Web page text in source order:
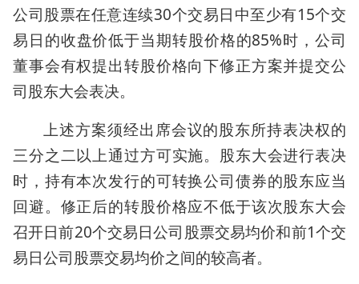
公司股票在任意连续30个交易日中至少有15个交
易日的收盘价低于当期转股价格的85%时，公司
董事会有权提出转股价格向下修正方案并提交公
司股东大会表决。
上述方案须经出席会议的股东所持表决权的
三分之二以上通过方可实施。股东大会进行表决
时，持有本次发行的可转换公司债券的股东应当
回避。修正后的转股价格应不低于该次股东大会
召开日前20个交易日公司股票交易均价和前1个交
易日公司股票交易均价之间的较高者。